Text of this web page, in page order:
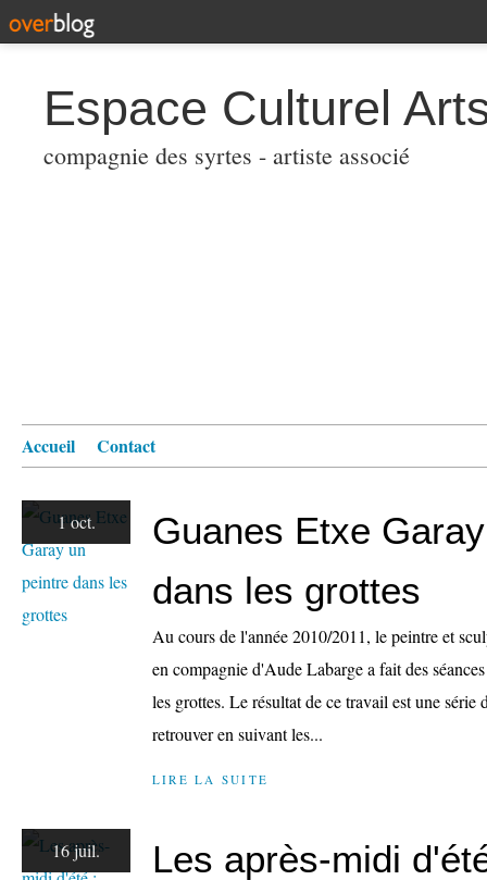
Espace Culturel
compagnie des syrtes - artiste associé
Accueil Contact
1 oct.
Guanes Etxe
dans les grottes
Au cours de l'année 2010/2011, le peintre et
en compagnie d'Aude Labarge a fait des
les grottes. Le résultat de ce travail est une série
retrouver en suivant les...
LIRE LA SUITE
16 juil.
Les après-midi